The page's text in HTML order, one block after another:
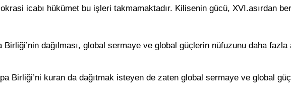
icabı hükümet bu işleri takmamaktadır. Kilisenin gücü, XVI.asırdan
Birliği’nin dağılması, global sermaye ve global güçlerin nüfuzunu daha fazla
Birliği’ni kuran da dağıtmak isteyen de zaten global sermaye ve global